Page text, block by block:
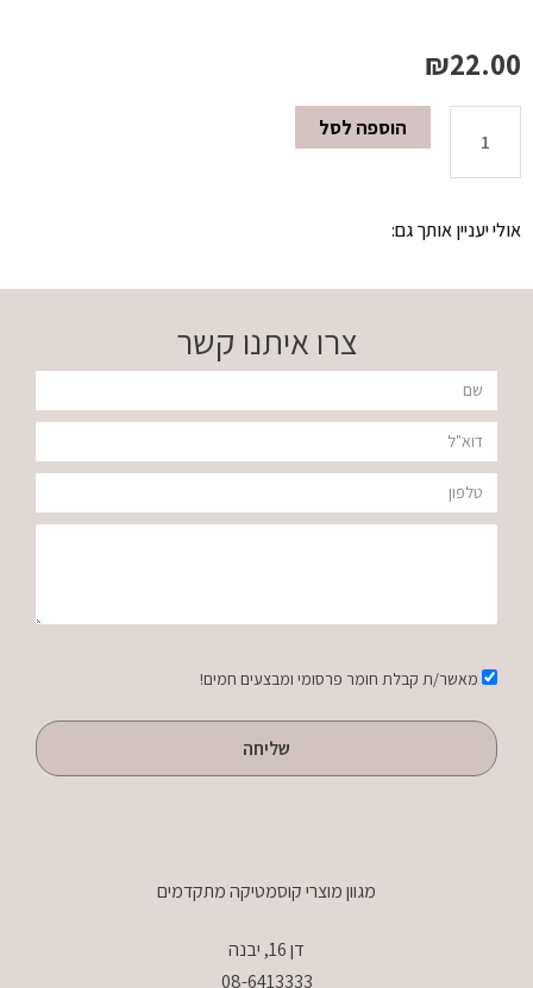
₪22.00
כמות
מ"ל
ALIN
הוספה לסל
אולי יעניין אותך גם:
צרו איתנו קשר
שם
דוא"ל
טלפון
אישורמאשר/ת קבלת חומר פרסומי ומבצעים חמים!
שליחה
מגוון מוצרי קוסמטיקה מתקדמים
דן 16, יבנה
08-6413333